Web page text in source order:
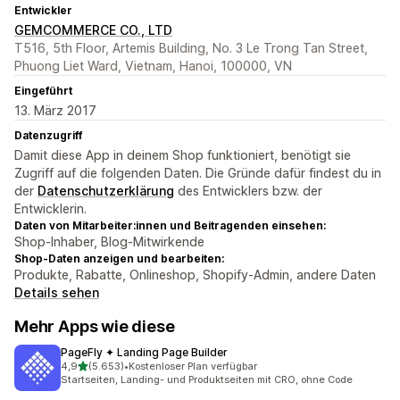
Entwickler
GEMCOMMERCE CO., LTD
T516, 5th Floor, Artemis Building, No. 3 Le Trong Tan Street,
Phuong Liet Ward, Vietnam, Hanoi, 100000, VN
Eingeführt
13. März 2017
Datenzugriff
Damit diese App in deinem Shop funktioniert, benötigt sie
Zugriff auf die folgenden Daten. Die Gründe dafür findest du in
der Datenschutzerklärung des Entwicklers bzw. der
Entwicklerin.
Daten von Mitarbeiter:innen und Beitragenden einsehen:
Shop-Inhaber, Blog-Mitwirkende
Shop-Daten anzeigen und bearbeiten:
Produkte, Rabatte, Onlineshop, Shopify-Admin, andere Daten
Details sehen
Mehr Apps wie diese
PageFly ✦ Landing Page Builder
4,9von 5 Sternen
(5.653)
5653 Rezensionen insgesamt
•Kostenloser Plan verfügbar
Startseiten, Landing- und Produktseiten mit CRO, ohne Code